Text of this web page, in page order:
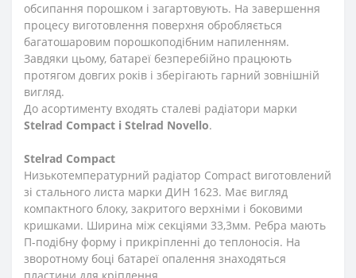
обсипання порошком і загартовують. На завершення
процесу виготовлення поверхня обробляється
багатошаровим порошкоподібним напиленням.
Завдяки цьому, батареї безперебійно працюють
протягом довгих років і зберігають гарний зовнішній
вигляд.
До асортименту входять сталеві радіатори марки
Stelrad Compact i Stelrad Novello.
Stelrad Compact
Низькотемпературний радіатор Compact виготовлений
зі стального листа марки ДИН 1623. Має вигляд
компактного блоку, закритого верхніми і боковими
кришками. Ширина між секціями 33,3мм. Ребра мають
П-подібну форму і прикріпленні до теплоносія. На
зворотному боці батареї опалення знаходяться